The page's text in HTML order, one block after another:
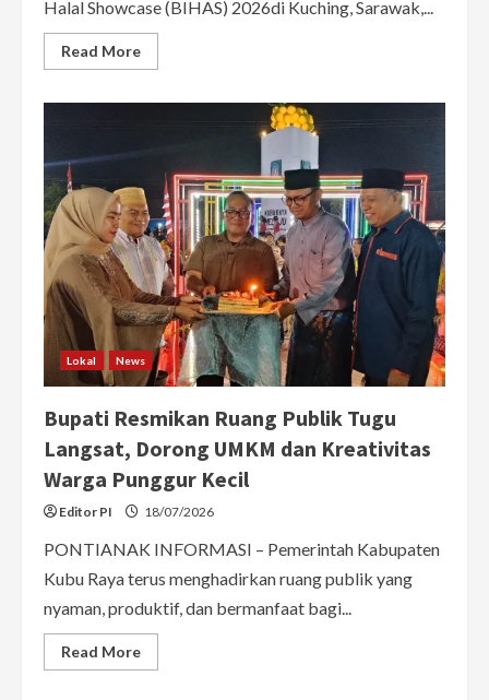
Halal Showcase (BIHAS) 2026di Kuching, Sarawak,...
Read MoreRead
more
Produk
UMKM
Kubu
Raya
Berpeluang
Tembus
Ekspor
Lokal News
Bupati Resmikan Ruang Publik Tugu
Langsat, Dorong UMKM dan Kreativitas
Warga Punggur Kecil
Editor PI 18/07/2026
PONTIANAK INFORMASI – Pemerintah Kabupaten
Kubu Raya terus menghadirkan ruang publik yang
nyaman, produktif, dan bermanfaat bagi...
Read MoreRead
more